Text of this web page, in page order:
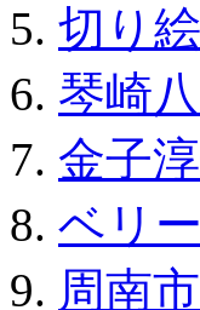
切り
琴崎
金子
ベリ
周南